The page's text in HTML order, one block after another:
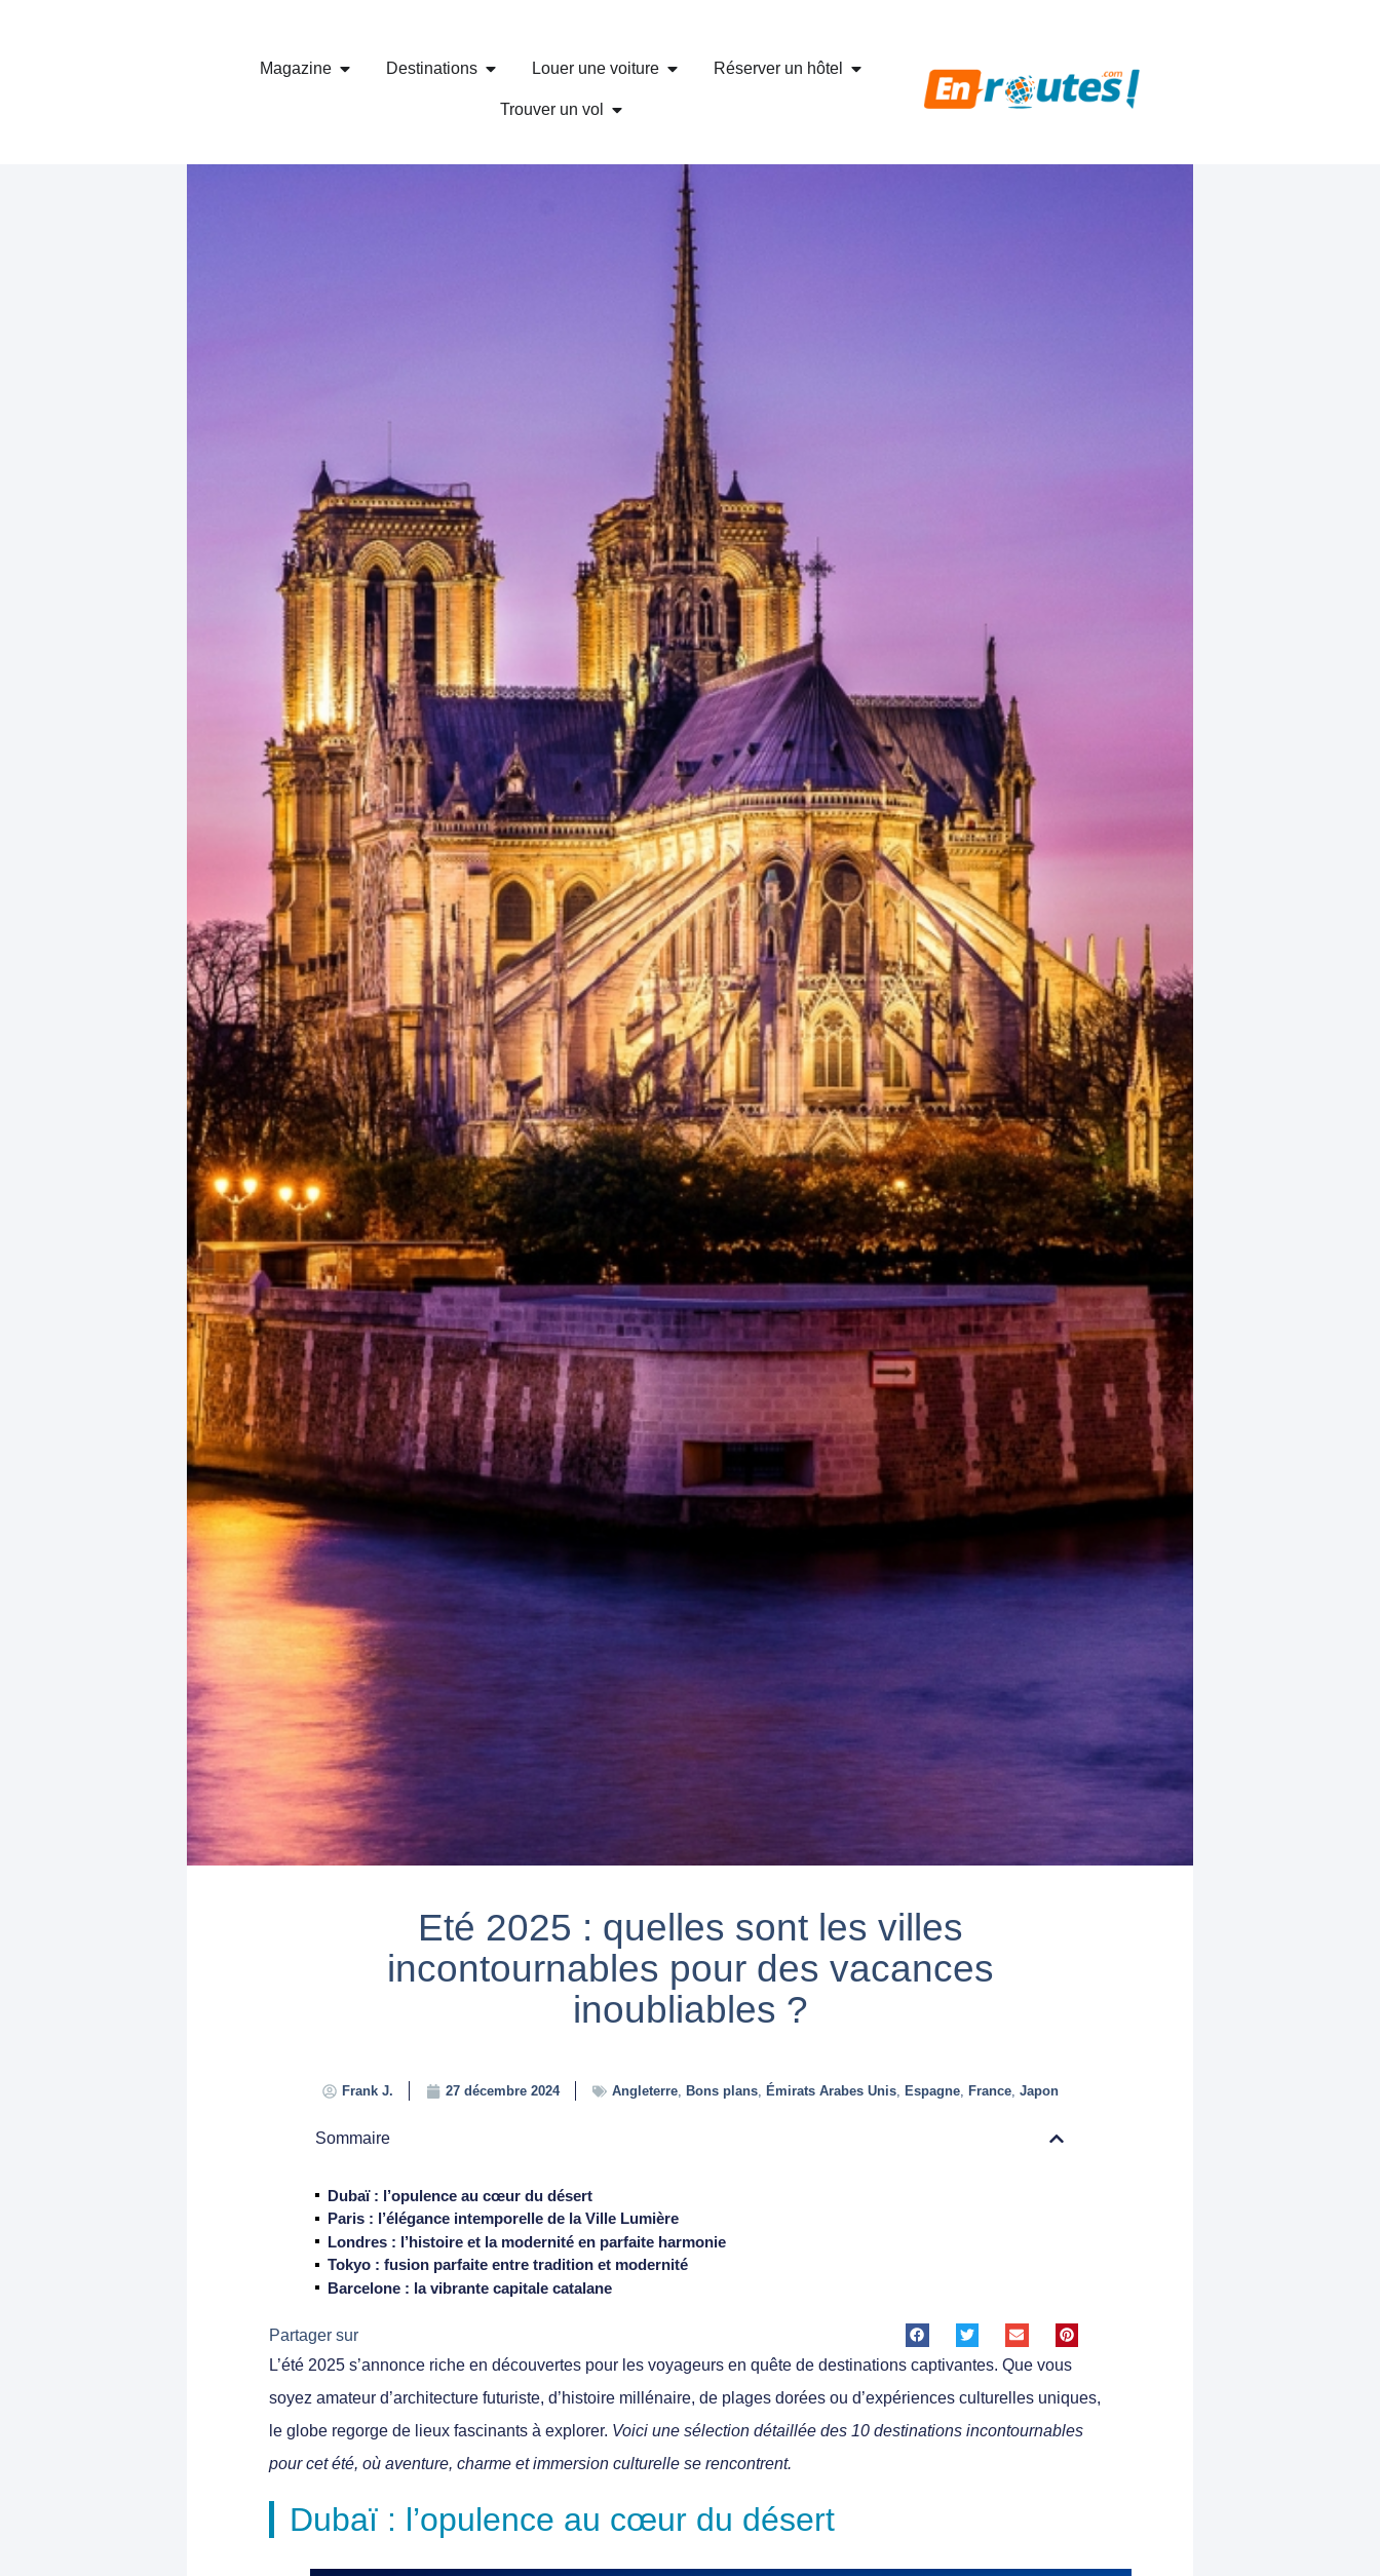
Magazine Destinations Louer une voiture Réserver un hôtel
Trouver un vol
Eté 2025 : quelles sont les villes
incontournables pour des vacances
inoubliables ?
Frank J. 27 décembre 2024 Angleterre, Bons plans, Émirats Arabes Unis, Espagne, France, Japon
Sommaire
Dubaï : l’opulence au cœur du désert
Paris : l’élégance intemporelle de la Ville Lumière
Londres : l’histoire et la modernité en parfaite harmonie
Tokyo : fusion parfaite entre tradition et modernité
Barcelone : la vibrante capitale catalane
Partager sur
L’été 2025 s’annonce riche en découvertes pour les voyageurs en quête de destinations captivantes. Que vous
soyez amateur d’architecture futuriste, d’histoire millénaire, de plages dorées ou d’expériences culturelles uniques,
le globe regorge de lieux fascinants à explorer. Voici une sélection détaillée des 10 destinations incontournables
pour cet été, où aventure, charme et immersion culturelle se rencontrent.
Dubaï : l’opulence au cœur du désert